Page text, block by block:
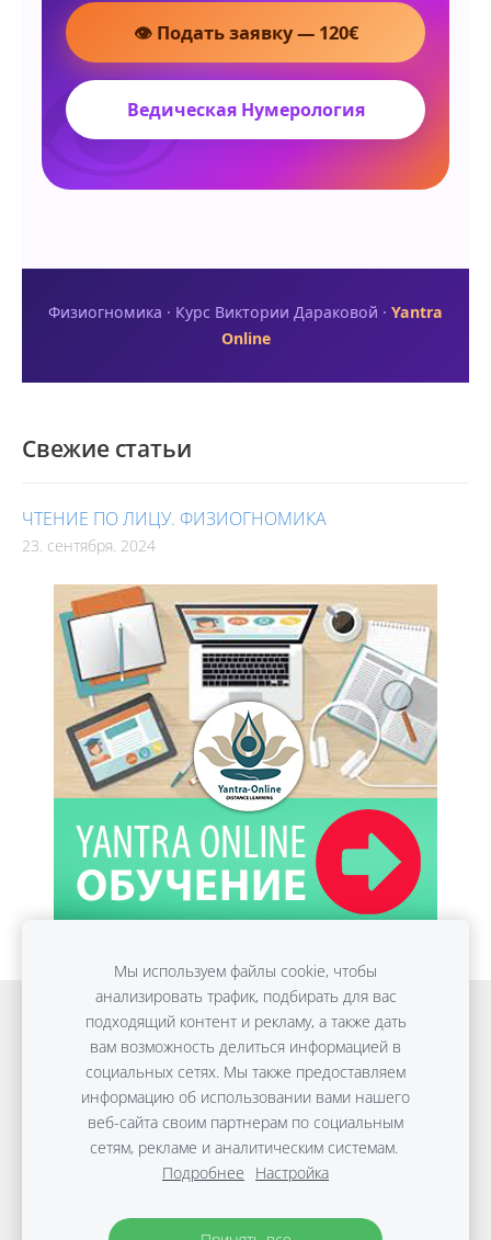
Свежие статьи
ЧТЕНИЕ ПО ЛИЦУ. ФИЗИОГНОМИКА
23. сентября. 2024
👁 Подать заявку — 120€
Ведическая Нумерология
Физиогномика · Курс Виктории Дараковой · Yantra
Online
Онлайн обучение
Detox Anti-Age
ПЛОСКИЙ ЖИВОТ без диет
Консультации
Путешествия
Файлы cookie
Copyright © Виктории Дараковой | 2010-2026 |
Материалы защищены авторским правом.
защиты данных
Мы используем файлы cookie, чтобы
анализировать трафик, подбирать для вас
подходящий контент и рекламу, а также дать
вам возможность делиться информацией в
социальных сетях. Мы также предоставляем
информацию об использовании вами нашего
веб-сайта своим партнерам по социальным
сетям, рекламе и аналитическим системам.
Подробнее
Настройка